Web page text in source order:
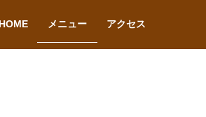
HOME メニュー アクセス